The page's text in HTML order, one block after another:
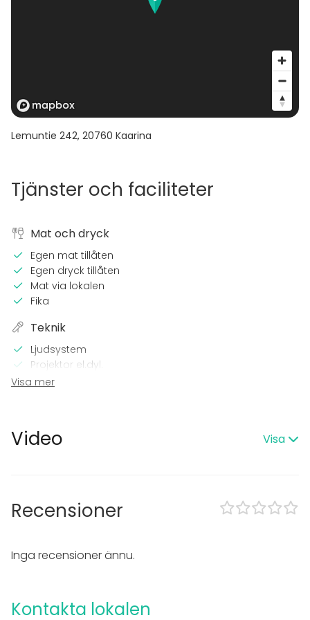
Lemuntie 242, 20760 Kaarina
Tjänster och faciliteter
Mat och dryck
Egen mat tillåten
Egen dryck tillåten
Mat via lokalen
Fika
Teknik
Ljudsystem
Projektor el.dyl.
Wi-Fi
Terrass
Bastu
Dansgolv
Trädgård
Utrustning
Anteckningsmaterial
Visa mer
Video Visa
Recensioner
Inga recensioner ännu.
Kontakta lokalen